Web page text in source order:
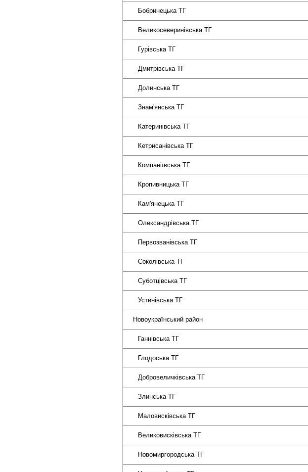
Бобринецька
Великосеверинівська
Гурівська ТГ
Дмитрівська
Долинська ТГ
Знам'янська
Катеринівська
Кетрисанівська
Компаніївська
Кропивницька
Кам'янецька ТГ
Олександрівська
Первозванівська
Соколівська
Суботцівська
Устинівська ТГ
Новоукраїнський
Ганнівська ТГ
Глодоська ТГ
Добровеличківська
Злинська ТГ
Маловисківська
Великовисківська
Новомиргородська